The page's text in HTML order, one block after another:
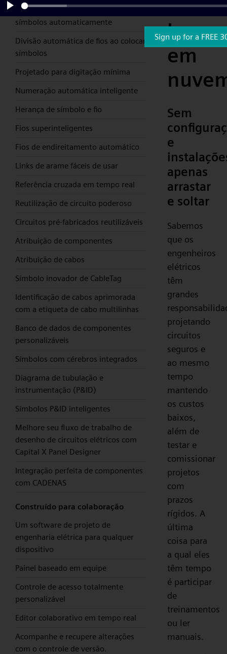
Nova Autowiring que conecta
símbolos automaticamente
Divisão automática de fios ao colocar
símbolos
Projetado para digitação mínima
Numeração automática inteligente
Herança de símbolo e fio
Fios superinteligentes
Fios de endireitamento automático
Links de arame fáceis de usar
Referência cruzada em tempo real
Reutilização de circuito poderoso
Circuitos pré-fabricados reutilizáveis
Atribuição de componentes
Atribuição de cabos
Símbolo inovador de CableTag
Identificação de cabos aprimorada
com a etiqueta de cabo multilinhas
Banco de dados de componentes
personalizáveis
Símbolos com cérebros integrados
Diagrama de tubulação e
instrumentação (P&ID)
Símbolos P&ID inteligentes
Melhore seu fluxo de trabalho de
desenho de circuitos elétricos com
Capital X Panel Designer
Integração perfeita de componentes
com CADENAS
Construído para colaboração
Um software de projeto de
engenharia elétrica para qualquer
dispositivo
Painel baseado em equipe
Controle de acesso totalmente
personalizável
Editor colaborativo em tempo real
Acompanhe e recupere alterações
com o controle de versão.
CAD
em
Sem
e
apenas
arrastar
e soltar
Sabemos
que os
engenheiros
elétricos
têm
grandes
projetando
circuitos
seguros e
ao mesmo
tempo
mantendo
os custos
baixos,
além de
testar e
comissionar
projetos
com
prazos
rígidos. A
última
coisa para
a qual eles
têm tempo
é participar
de
treinamentos
ou ler
manuais.
Play
Sign up for a FREE